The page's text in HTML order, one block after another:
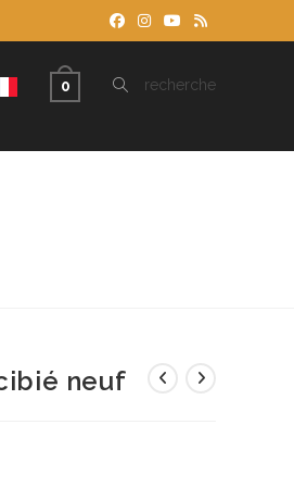
recherche
0 TOGGLE
neuf